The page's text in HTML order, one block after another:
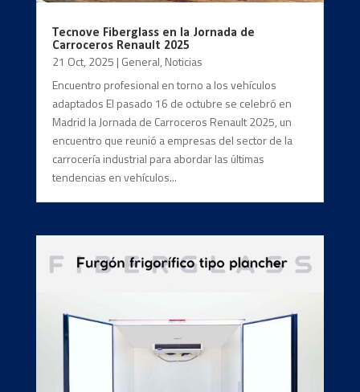
Tecnove Fiberglass en la Jornada de
Carroceros Renault 2025
21 Oct, 2025 | General, Noticias
Encuentro profesional en torno a los vehículos
adaptados El pasado 16 de octubre se celebró en
Madrid la Jornada de Carroceros Renault 2025, un
encuentro que reunió a empresas del sector de la
carrocería industrial para abordar las últimas
tendencias en vehículos...